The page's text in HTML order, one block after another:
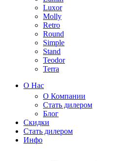
Luxor
Molly
Retro
Round
Simple
Stand
Teodor
Terra
О Нас
О Компании
Стать дилером
Блог
Скидки
Стать дилером
Инфо